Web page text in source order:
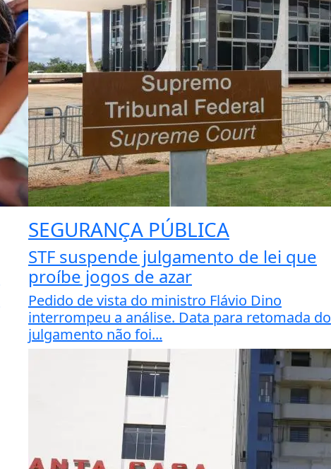
SEGURANÇA PÚBLICA
STF suspende julgamento de lei que
proíbe jogos de azar
Pedido de vista do ministro Flávio Dino
interrompeu a análise. Data para retomada do
julgamento não foi...